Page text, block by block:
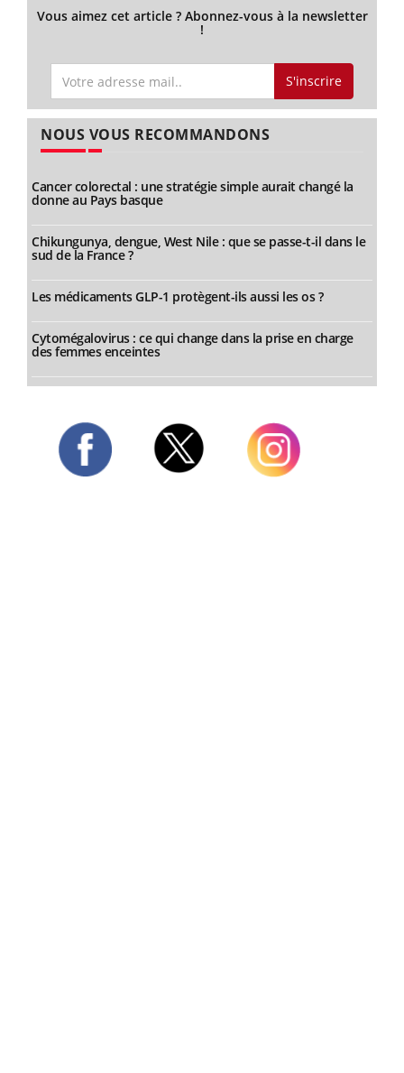
Vous aimez cet article ? Abonnez-vous à la newsletter
!
S'inscrire
NOUS VOUS RECOMMANDONS
Cancer colorectal : une stratégie simple aurait changé la
donne au Pays basque
Chikungunya, dengue, West Nile : que se passe-t-il dans le
sud de la France ?
Les médicaments GLP-1 protègent-ils aussi les os ?
Cytomégalovirus : ce qui change dans la prise en charge
des femmes enceintes